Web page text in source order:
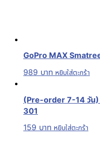
GoPro MAX
989 บาท หยิบใส่ตะกร้า
(Pre-order 7-14 วัน
301
159 บาท หยิบใส่ตะกร้า